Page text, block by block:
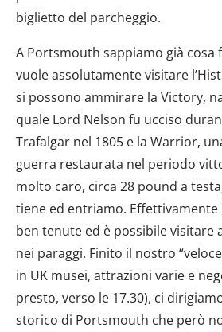
biglietto del parcheggio.
A Portsmouth sappiamo già cosa
vuole assolutamente visitare
si possono ammirare la Victory,
quale Lord Nelson fu ucciso
Trafalgar nel 1805 e la Warrior,
guerra restaurata nel periodo
molto caro, circa 28 pound a
tiene ed entriamo.
ben tenute ed è possibile visitare
nei paraggi. Finito il nostro
in UK musei, attrazioni varie e
presto, verso le 17.30), ci
storico di Portsmouth che però